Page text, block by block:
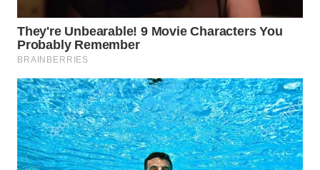
KONSUMEN
WAHANA
WAHANA
TRAVEL
WAHANA